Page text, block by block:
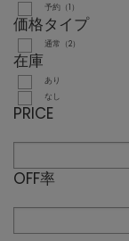
予約（1）
価格タイプ
通常（2）
在庫
あり
なし
PRICE
OFF率